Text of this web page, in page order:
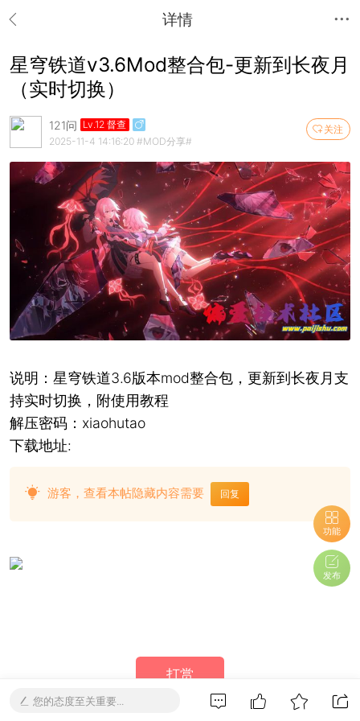
详情
星穹铁道v3.6Mod整合包-更新到长夜月
（实时切换）
关注
121问 Lv.12 督查
2025-11-4 14:16:20 #MOD分享#
说明：星穹铁道3.6版本mod整合包，更新到长夜月支
持实时切换，附使用教程
解压密码：xiaohutao
下载地址:
游客，查看本帖隐藏内容需要 回复
打赏
您的态度至关重要...
功能
发布